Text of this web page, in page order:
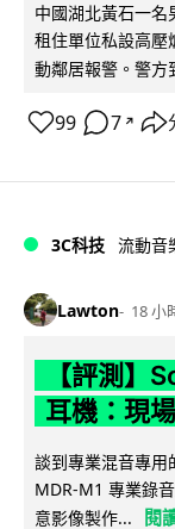
中國湖北黃石一
租住單位私設高壓
動鄰居報警。警方
99 7 ↗
3C科技 流動音
Lawton 18 小
【評測】
耳機：現
談到專業混音專用
MDR-M1 專業錄
意影像製作...
閱